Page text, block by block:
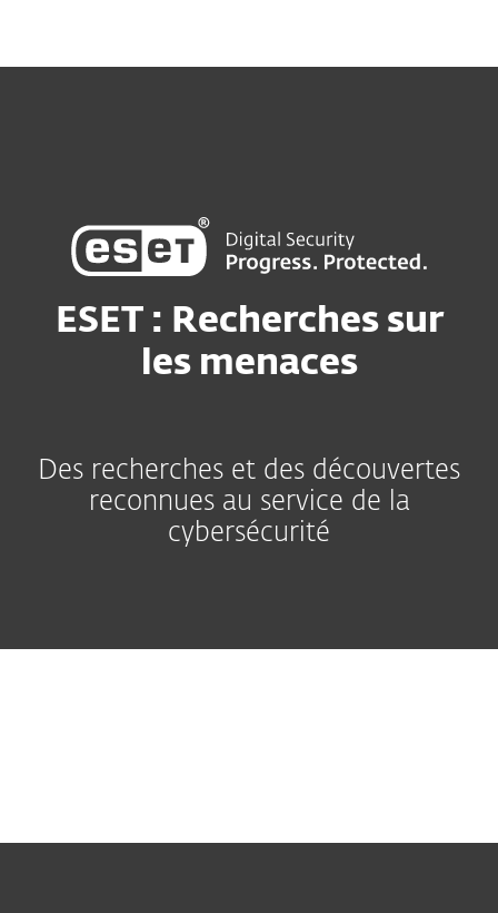
ESET : Recherches sur
les menaces
Des recherches et des découvertes
reconnues au service de la
cybersécurité